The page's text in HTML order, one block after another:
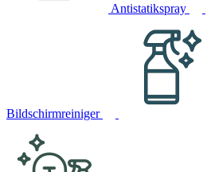
Antistatikspray
Bildschirmreiniger